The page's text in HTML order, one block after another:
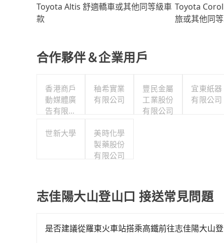
Toyota Altis 舒適轎車或其他同等級車
款
Toyota
旅或其他同
合作夥伴＆企業用戶
香港商戶
動媒體廣
告有限公
公司
秞希實業
有限公司
豐民金屬
工業股份
有限公司
宜東紙器
有限公司
世新大學
美時化學
製藥股份
有限公司
志佳陽大山登山口 接送常見問題
是否建議從羅東火車站搭乘高鐵前往志佳陽大山